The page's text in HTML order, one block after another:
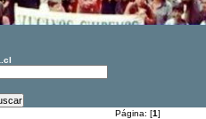
Página: [1]